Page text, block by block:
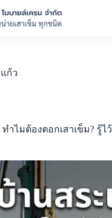
ก้ว
ำไมต้องตอกเสาเข็ม? รู้ไว้